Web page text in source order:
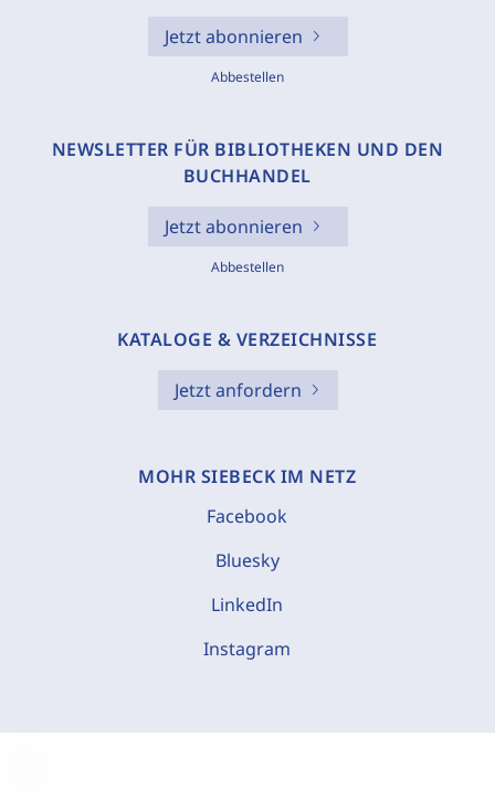
Jetzt abonnieren
Abbestellen
NEWSLETTER FÜR BIBLIOTHEKEN UND DEN
BUCHHANDEL
Jetzt abonnieren
Abbestellen
KATALOGE & VERZEICHNISSE
Jetzt anfordern
MOHR SIEBECK IM NETZ
Facebook
Bluesky
LinkedIn
Instagram